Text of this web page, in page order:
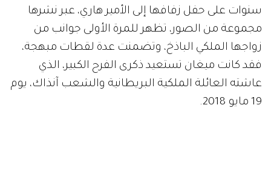
سنوات على حفل زفافها إلى الأمير هاري، عبر نشرها
مجموعة من الصور، تظهر للمرة الأولى جوانب من
زواجها الملكي الباذخ، وتضمنت عدة لقطات مبهجة،
فقد كانت ميغان تستعيد ذكرى الفرح الكبير، الذي
عاشته العائلة الملكية البريطانية والشعب آنذاك، يوم
19 مايو 2018.